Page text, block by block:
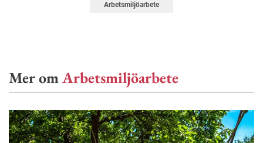
Arbetsmiljöarbete
Mer omArbetsmiljöarbete